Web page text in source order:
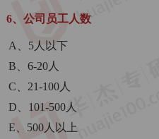
6、公司员工人数
A、5人以下
B、6-20人
C、21-100人
D、101-500人
E、500人以上